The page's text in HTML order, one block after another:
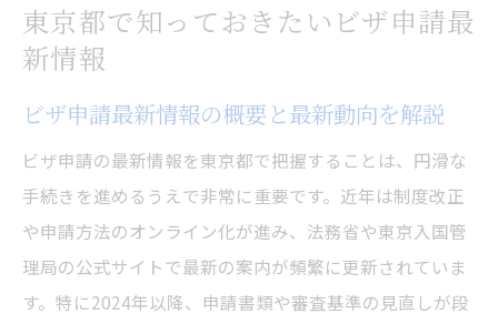
申請手続きの流れと審査期間を徹底解説
東京都でのビザ申請手続き全体の流れ
ビザ申請の審査期間の目安と変動要因
ビザ申請時に注意したい手続きの順序
書類提出から審査完了までのポイント
ビザ申請審査期間短縮の実践ヒント
必要書類に悩むなら最新リストで万全準備
ビザ申請の必要書類リストを最新情報で確
東京都で知っておきたいビザ申請最
新情報
ビザ申請最新情報の概要と最新動向を解説
ビザ申請の最新情報を東京都で把握することは、円滑な
手続きを進めるうえで非常に重要です。近年は制度改正
や申請方法のオンライン化が進み、法務省や東京入国管
理局の公式サイトで最新の案内が頻繁に更新されていま
す。特に2024年以降、申請書類や審査基準の見直しが段